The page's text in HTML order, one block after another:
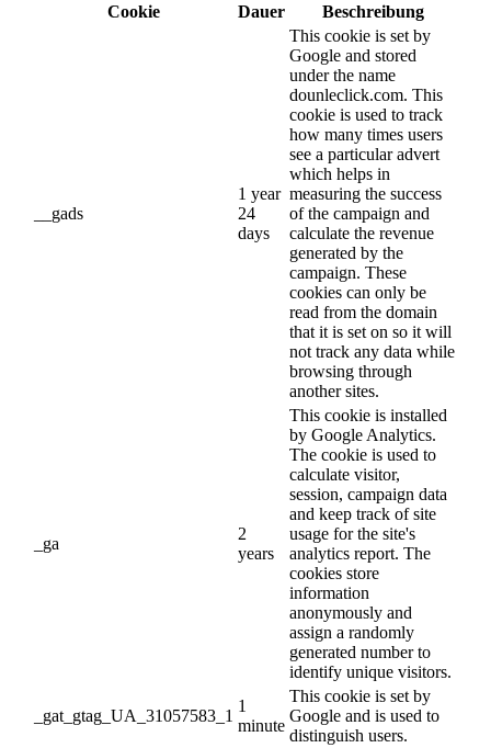
Cookie
Dauer Beschreibung
__gads
1 year
24
days
This cookie is set by
Google and stored
under the name
dounleclick.com. This
cookie is used to track
how many times users
see a particular advert
which helps in
measuring the success
of the campaign and
calculate the revenue
generated by the
campaign. These
cookies can only be
read from the domain
that it is set on so it will
not track any data while
browsing through
another sites.
_ga
2
years
This cookie is installed
by Google Analytics.
The cookie is used to
calculate visitor,
session, campaign data
and keep track of site
usage for the site's
analytics report. The
cookies store
information
anonymously and
assign a randomly
generated number to
identify unique visitors.
_gat_gtag_UA_31057583_1
1
minute
This cookie is set by
Google and is used to
distinguish users.